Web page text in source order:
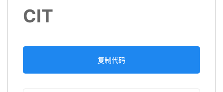
CIT
复制代码